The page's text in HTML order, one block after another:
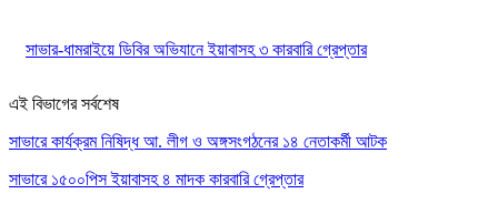
সাভার-ধামরাইয়ে ডিবির অভিযানে ইয়াবাসহ ৩ কারবারি গ্রেপ্তার
এই বিভাগের সর্বশেষ
সাভারে কার্যক্রম নিষিদ্ধ আ. লীগ ও অঙ্গসংগঠনের ১৪ নেতাকর্মী আটক
সাভারে ১৫০০পিস ইয়াবাসহ ৪ মাদক কারবারি গ্রেপ্তার